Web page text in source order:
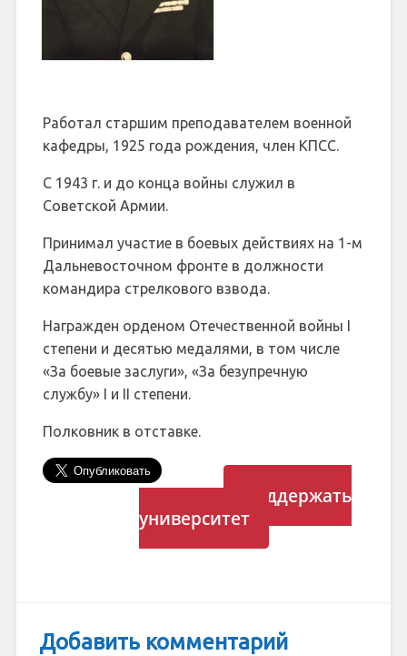
Работал старшим преподавателем военной
кафедры, 1925 года рождения, член КПСС.
С 1943 г. и до конца войны служил в
Советской Армии.
Принимал участие в боевых действиях на 1-м
Дальневосточном фронте в должности
командира стрелкового взвода.
Награжден орденом Отечественной войны I
степени и десятью медалями, в том числе
«За боевые заслуги», «За безупречную
службу» I и II степени.
Полковник в отставке.
Поддержать
университет
Добавить комментарий